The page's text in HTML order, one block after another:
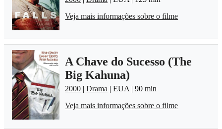
Veja mais informações sobre o filme
A Chave do Sucesso (The
Big Kahuna)
2000 |Drama | EUA | 90 min
Veja mais informações sobre o filme